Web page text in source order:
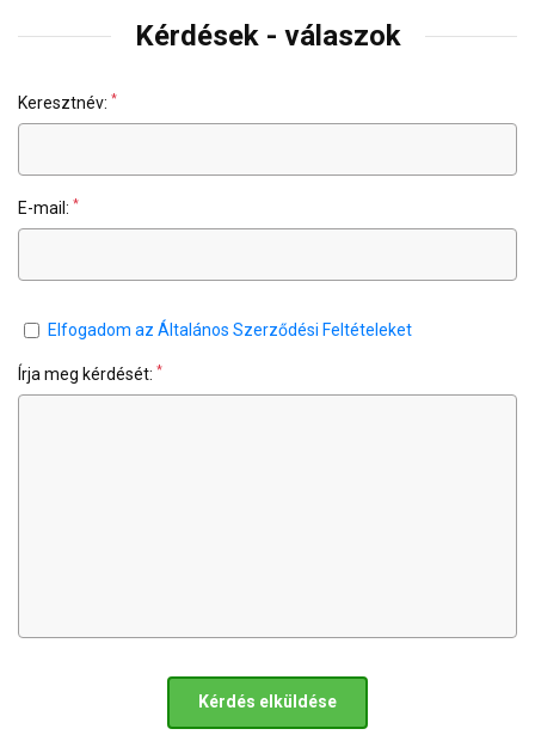
Kérdések - válaszok
Keresztnév: *
E-mail: *
Elfogadom az Általános Szerződési Feltételeket
Írja meg kérdését: *
Kérdés elküldése